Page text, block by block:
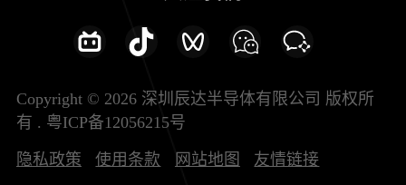
Copyright © 2026 深圳辰达半导体有限公司 版权所
有 . 粤ICP备12056215号
隐私政策 使用条款 网站地图 友情链接